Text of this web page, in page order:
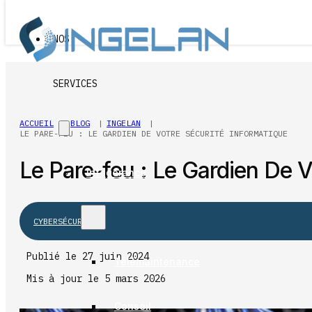
NOS
SERVICES
Infogérance
Télémaintenance
Conseil
ACCUEIL BLOG
INGELAN
LE PARE-FEU : LE GARDIEN DE VOTRE SÉCURITÉ INFORMATIQUE
Le Pare-feu : Le Gardien De
CYBERSÉCURITÉ
Publié le 27 juin 2024
Mis à jour le 5 mars 2026